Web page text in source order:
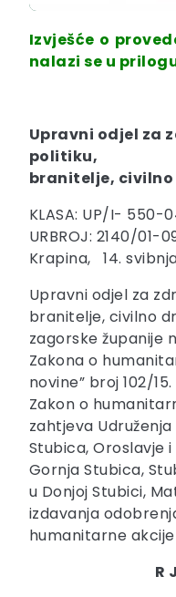
Izvješće o
nalazi se u
Upravni odjel za
politiku,
branitelje,
KLASA: UP/I-
URBROJ: 2140/01-
Krapina, 14.
Upravni odjel za
branitelje, civilno
zagorske županije
Zakona o
novine” broj 102/
Zakon o
zahtjeva
Stubica, Oroslavje
Gornja Stubica,
u Donjoj Stubici,
izdavanja
humanitarne
R